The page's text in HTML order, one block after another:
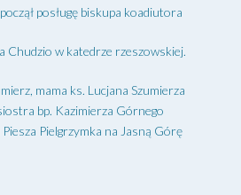
posługę biskupa koadiutora
Chudzio w katedrze rzeszowskiej.
mama ks. Lucjana Szumierza
bp. Kazimierza Górnego
Pielgrzymka na Jasną Górę